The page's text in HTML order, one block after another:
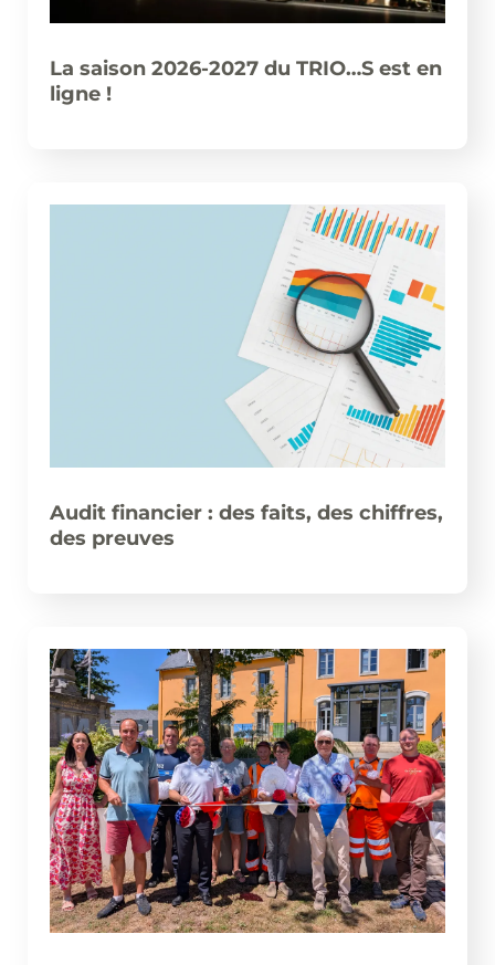
La saison 2026-2027 du TRIO…S est en
ligne !
Audit financier : des faits, des chiffres,
des preuves